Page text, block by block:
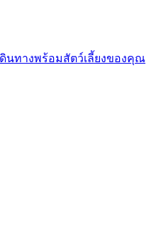
ดินทางพร้อมสัตว์เลี้ยงของคุณ